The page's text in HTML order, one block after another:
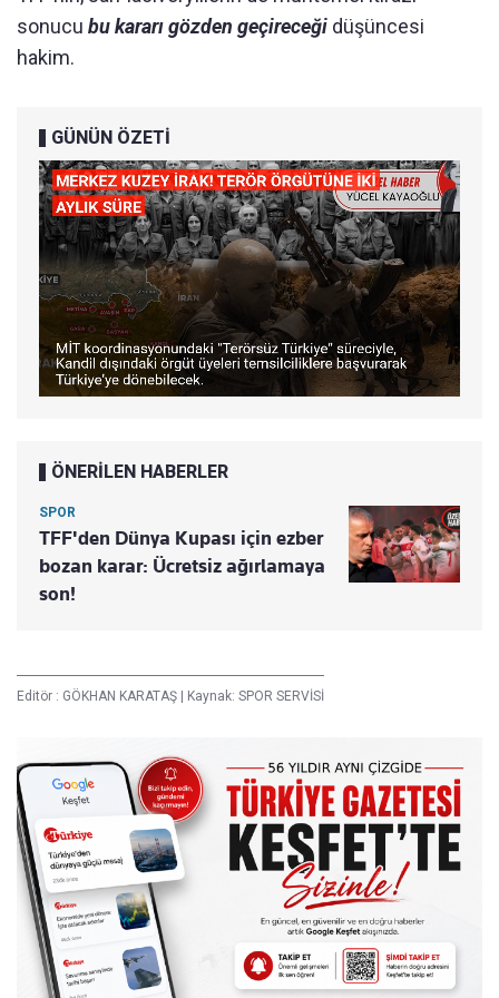
sonucu bu kararı gözden geçireceği düşüncesi
hakim.
GÜNÜN ÖZETİ
ÖNERİLEN HABERLER
SPOR
TFF'den Dünya Kupası için ezber
bozan karar: Ücretsiz ağırlamaya
son!
Editör : GÖKHAN KARATAŞ Kaynak: SPOR SERVİSİ